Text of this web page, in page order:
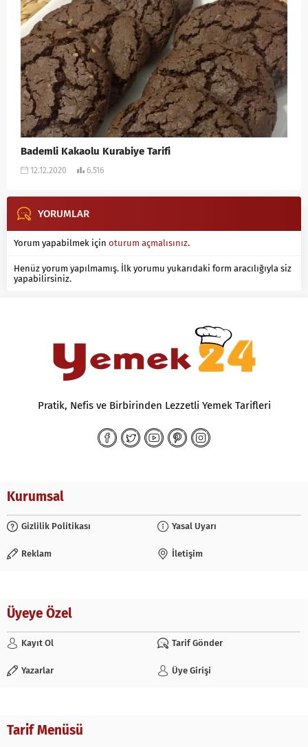
Bademli Kakaolu Kurabiye Tarifi
12.12.2020 6.516
YORUMLAR
Yorum yapabilmek için oturum açmalısınız.
Henüz yorum yapılmamış. İlk yorumu yukarıdaki form aracılığıyla siz
yapabilirsiniz.
Pratik, Nefis ve Birbirinden Lezzetli Yemek Tarifleri
Kurumsal
Gizlilik Politikası Yasal Uyarı
Reklam İletişim
Üyeye Özel
Kayıt Ol Tarif Gönder
Yazarlar Üye Girişi
Tarif Menüsü